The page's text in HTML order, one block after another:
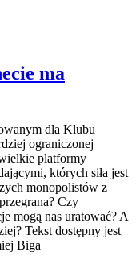
ma
dla Klubu
ograniczonej
platformy
których siła jest
monopolistów z
Czy
mogą nas uratować? A
Tekst dostępny jest
Biga